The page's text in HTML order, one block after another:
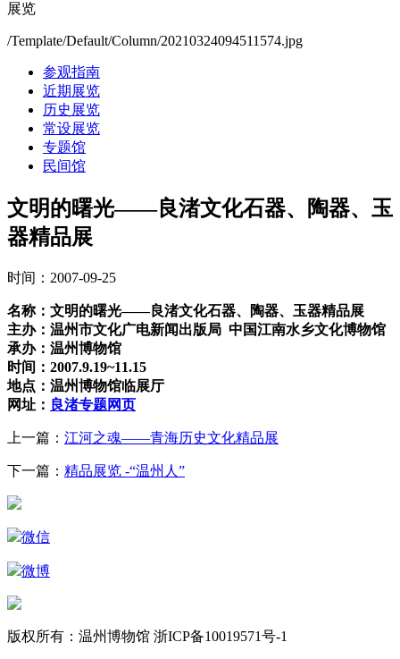
展览
/Template/Default/Column/20210324094511574.jpg
参观指南
近期展览
历史展览
常设展览
专题馆
民间馆
文明的曙光——良渚文化石器、陶器、玉
器精品展
时间：2007-09-25
名称：文明的曙光——良渚文化石器、陶器、玉器精品展
主办：温州市文化广电新闻出版局 中国江南水乡文化博物馆
承办：温州博物馆
时间：2007.9.19~11.15
地点：温州博物馆临展厅
网址： 良渚专题网页
上一篇： 江河之魂——青海历史文化精品展
下一篇： 精品展览 -“温州人”
微信
微博
版权所有：温州博物馆 浙ICP备10019571号-1